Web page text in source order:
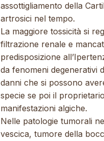
assottigliamento della
artrosici nel tempo.
La maggiore tossicità si
filtrazione renale e
predisposizione
da fenomeni degenerativi
danni che si possono
specie se poi il
manifestazioni algiche.
Nelle patologie tumorali
vescica, tumore della